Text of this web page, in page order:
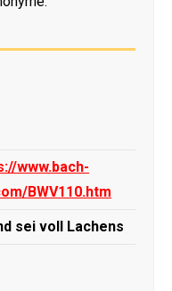
www.bach-
BWV110.htm
sei voll Lachens